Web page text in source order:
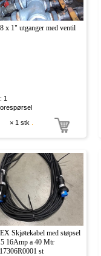
x 1" utganger med ventil
1
× 1 stk
Skjøtekabel med støpsel
16Amp a 40 Mtr
st